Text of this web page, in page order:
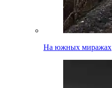
На южных миражах